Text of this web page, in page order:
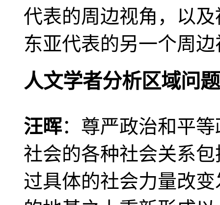
代表的周边视角，以
东亚代表的另一个周
人文学者分析区域问题
汪晖：尊严政治和平
社会的各种社会关系
过具体的社会力量改